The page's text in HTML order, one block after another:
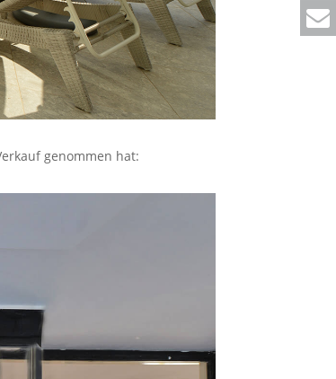
genommen hat: